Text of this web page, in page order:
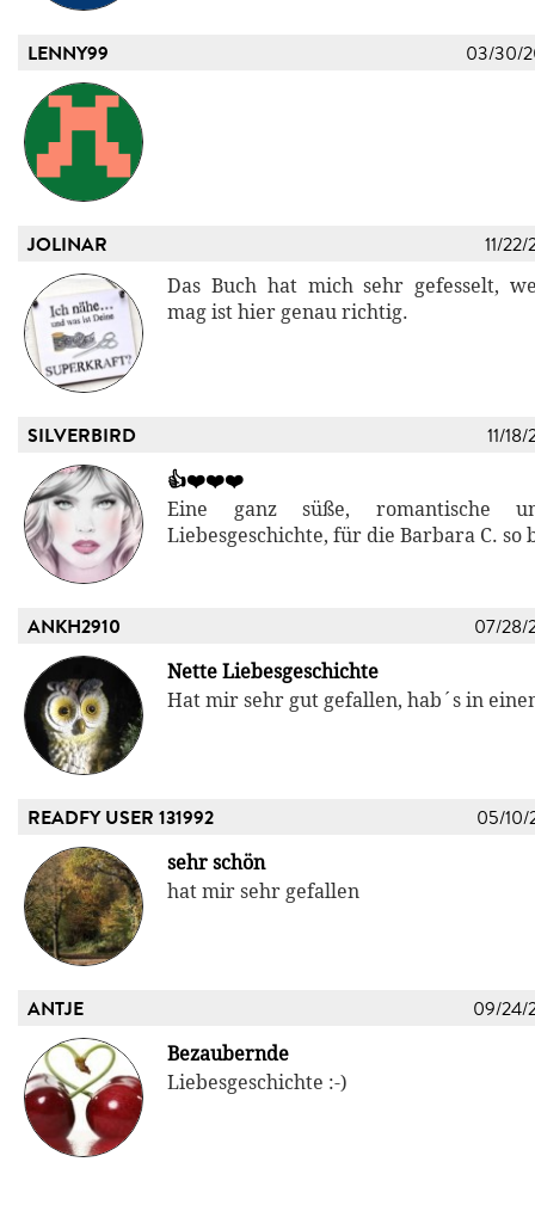
LENNY99 03/30/
JOLINAR 11/
Das Buch hat mich sehr gefesselt,
mag ist hier genau richtig.
SILVERBIRD 11/
👍❤️❤️❤️
Eine ganz süße, romantische
Liebesgeschichte, für die Barbara C. so
ANKH2910 07/28/
Nette Liebesgeschichte
Hat mir sehr gut gefallen, hab´s in
READFY USER 131992 05/10/
sehr schön
hat mir sehr gefallen
ANTJE 09/24/
Bezaubernde
Liebesgeschichte :-)